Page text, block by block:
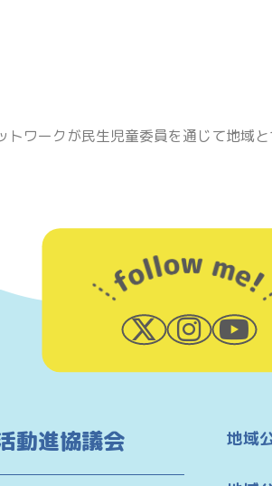
トワークが民生児童委員を通じて地域
動進協議会 地域